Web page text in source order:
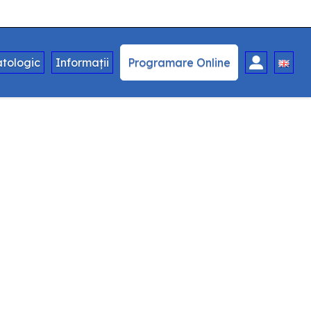
Informații Programare Online